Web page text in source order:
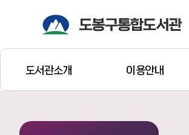
도서관소개 이용안내